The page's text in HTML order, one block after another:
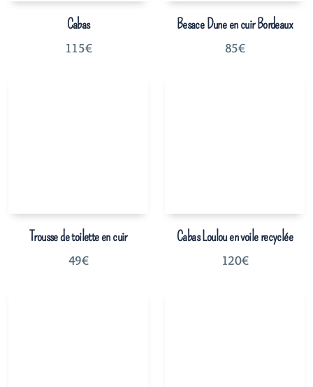
Cabas
115€
Besace Dune en cuir Bordeaux
85€
Trousse de toilette en cuir
49€
Cabas Loulou en voile recyclée
120€